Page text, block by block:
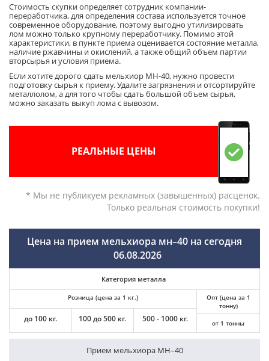
Стоимость скупки определяет сотрудник компании-
переработчика, для определения состава используется точное
современное оборудование, поэтому выгодно утилизировать
лом можно только крупному переработчику. Помимо этой
характеристики, в пункте приема оценивается состояние металла,
наличие ржавчины и окислений, а также общий объем партии
вторсырья и условия приема.
Если хотите дорого сдать мельхиор МН-40, нужно провести
подготовку сырья к приему. Удалите загрязнения и отсортируйте
металлолом, а для того чтобы сдать большой объем сырья,
можно заказать выкуп лома с вывозом.
РЕАЛЬНЫЕ ЦЕНЫ
* Мы не публикуем рекламных (завышенных) расценок.
Только реальная стоимость покупки!
Цена на прием мельхиора мн–40 на сегодня
06.08.2026
Категория металла
Розница (цена за 1 кг.)
до 100 кг. 100 до 500 кг. 500 - 1000 кг.
Опт (цена за 1
тонну)
от 1 тонны
Прием мельхиора МН–40